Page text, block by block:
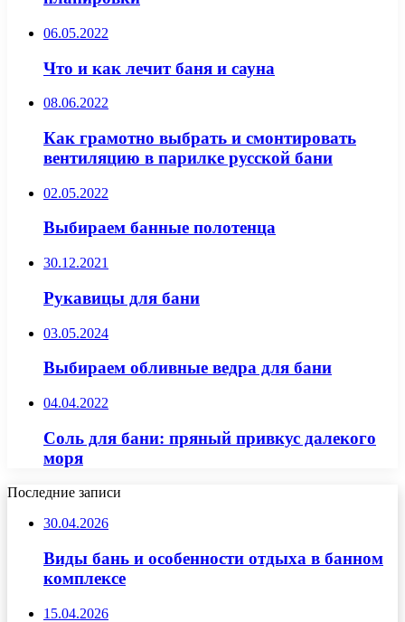
06.05.2022
Что и как лечит баня и сауна
08.06.2022
Как грамотно выбрать и смонтировать
вентиляцию в парилке русской бани
02.05.2022
Выбираем банные полотенца
30.12.2021
Рукавицы для бани
03.05.2024
Выбираем обливные ведра для бани
04.04.2022
Соль для бани: пряный привкус далекого
моря
Последние записи
30.04.2026
Виды бань и особенности отдыха в банном
комплексе
15.04.2026